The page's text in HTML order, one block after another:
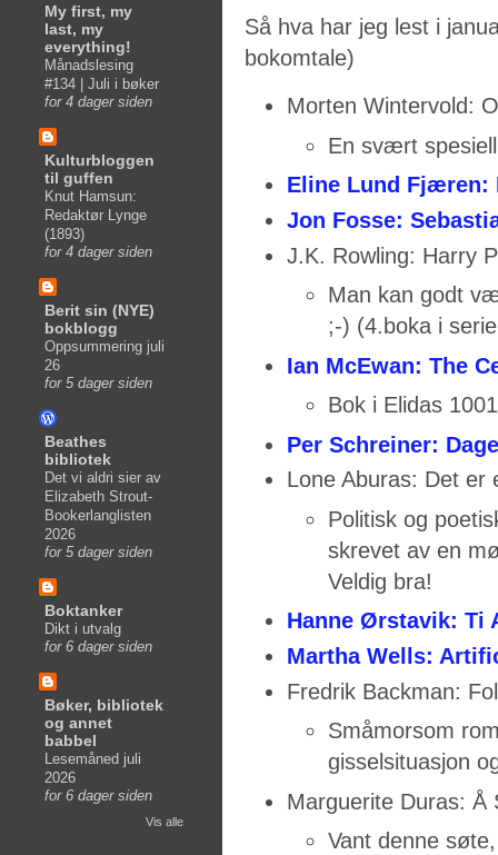
Så hva har jeg lest i
bokomtale)
Morten Wintervold:
En svært
Eline Lund Fjæren:
Jon Fosse:
J.K. Rowling: Harry
Man kan godt
;-) (4.boka i
Ian McEwan: The
Bok i Elidas
Per Schreiner:
Lone Aburas: Det er
Politisk og
skrevet av en
Veldig bra!
Hanne Ørstavik: Ti
Martha Wells:
Fredrik Backman:
Småmorsom
gisselsituasjon
Marguerite Duras: Å
Vant denne
My first, my
last, my
everything!
Månadslesing
#134 | Juli i bøker
for 4 dager siden
Kulturbloggen
til guffen
Knut Hamsun:
Redaktør Lynge
(1893)
for 4 dager siden
Berit sin (NYE)
bokblogg
Oppsummering juli
26
for 5 dager siden
Beathes
bibliotek
Det vi aldri sier av
Elizabeth Strout-
Bookerlanglisten
2026
for 5 dager siden
Boktanker
Dikt i utvalg
for 6 dager siden
Bøker, bibliotek
og annet
babbel
Lesemåned juli
2026
for 6 dager siden
Vis alle